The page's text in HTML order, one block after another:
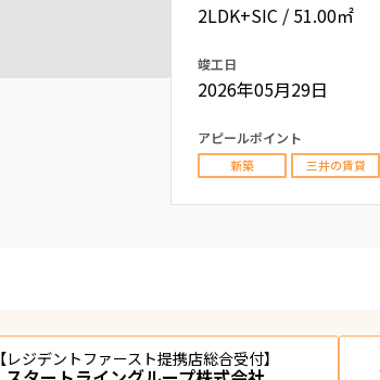
2LDK+SIC / 51.00㎡
竣工日
2026年05月29日
アピールポイント
新築 三井の賃貸
【レジデントファースト提携店総合受付】